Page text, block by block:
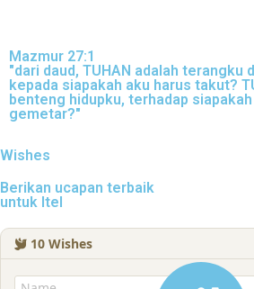
Mazmur 27:1
"dari daud, TUHAN adalah terangku
kepada siapakah aku harus takut?
benteng hidupku, terhadap
gemetar?"
Wishes
Berikan ucapan terbaik
untuk Itel
10 Wishes